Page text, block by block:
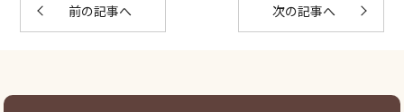
前の記事へ 次の記事へ